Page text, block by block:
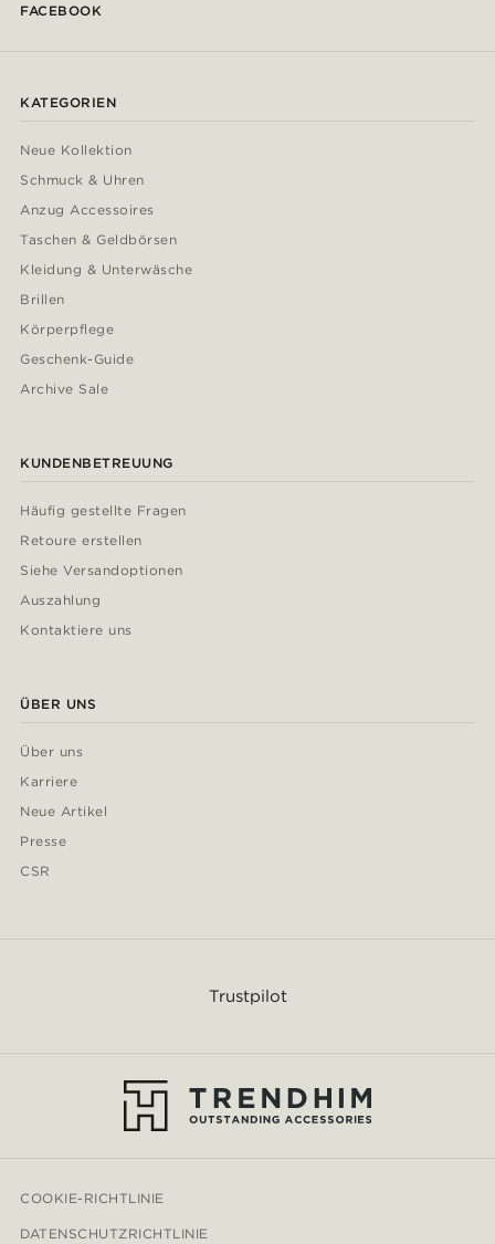
FACEBOOK
KATEGORIEN
Neue Kollektion
Schmuck & Uhren
Anzug Accessoires
Taschen & Geldbörsen
Kleidung & Unterwäsche
Brillen
Körperpflege
Geschenk-Guide
Archive Sale
KUNDENBETREUUNG
Häufig gestellte Fragen
Retoure erstellen
Siehe Versandoptionen
Auszahlung
Kontaktiere uns
ÜBER UNS
Über uns
Karriere
Neue Artikel
Presse
CSR
Trustpilot
COOKIE-RICHTLINIE
DATENSCHUTZRICHTLINIE